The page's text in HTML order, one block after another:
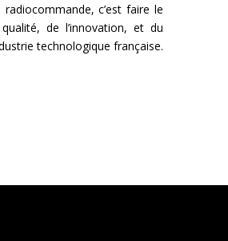
c’est faire le
de l’innovation, et du
technologique française.